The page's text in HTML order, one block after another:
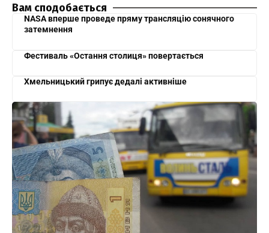
Вам сподобається
NASA вперше проведе пряму трансляцію сонячного
затемнення
Фестиваль «Остання столиця» повертається
Хмельницький грипує дедалі активніше